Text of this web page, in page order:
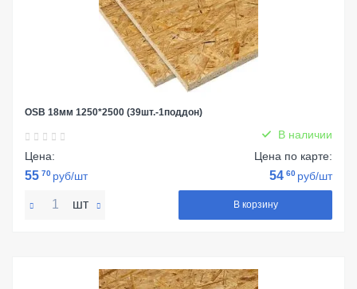
OSB 18мм 1250*2500 (39шт.-1поддон)
В наличии
Цена:
55 70 руб/шт
Цена по карте:
54 60 руб/шт
шт В корзину